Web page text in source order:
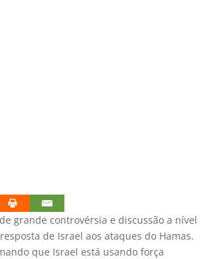
grande controvérsia e discussão a nível
de Israel aos ataques do Hamas.
que Israel está usando força